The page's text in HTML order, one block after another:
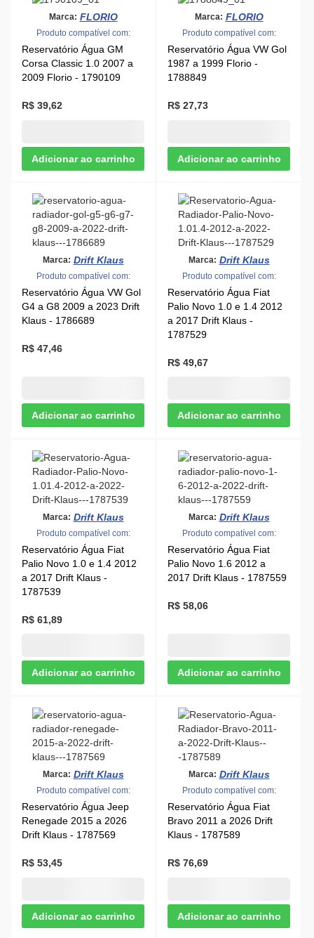
Corsa Classic 1.0 2007 a
2009 Florio - 1790109
R$ 39,62
1987 a 1999 Florio -
1788849
R$ 27,73
Marca: Drift Klaus
Produto compatível com:
Reservatório Água VW Gol
G4 a G8 2009 a 2023 Drift
Klaus - 1786689
R$ 47,46
Marca: Drift Klaus
Produto compatível com:
Reservatório Água Fiat
Palio Novo 1.0 e 1.4 2012
a 2017 Drift Klaus -
1787529
R$ 49,67
Produto compatível com:
Reservatório Água Fiat
Palio Novo 1.0 e 1.4 2012
1787539
R$ 61,89
Produto compatível com:
Reservatório Água Fiat
Palio Novo 1.6 2012 a
R$ 58,06
Reservatório Água Jeep
Renegade 2015 a 2026
Drift Klaus - 1787569
R$ 53,45
Reservatório Água Fiat
Bravo 2011 a 2026 Drift
Klaus - 1787589
R$ 76,69
Marca: Drift Klaus
Produto compatível com:
Marca: Drift Klaus
Produto compatível com: